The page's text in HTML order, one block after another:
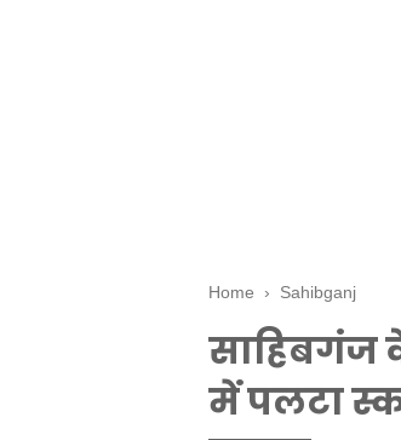
Home › Sahibganj
साहिबगंज
में पलटा